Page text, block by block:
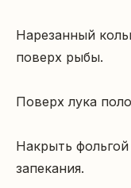
Нарезанный
поверх рыбы.
Поверх лука
Накрыть
запекания.